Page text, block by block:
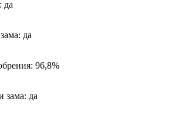
да
да
96,8%
зама: да